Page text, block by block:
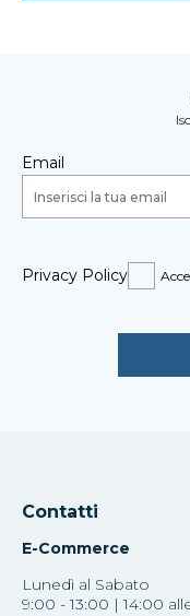
Email
Privacy Policy
Contatti
E-Commerce
Lunedì al Sabato
9:00 - 13:00 | 14:00